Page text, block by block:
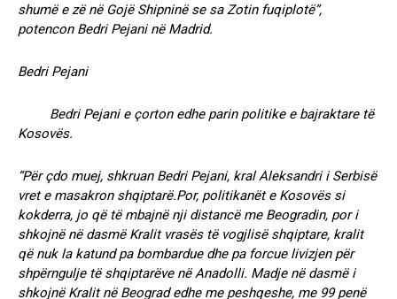
shumë e zë në Gojë Shipninë se sa Zotin fuqiplotë”,
potencon Bedri Pejani në Madrid.
Bedri Pejani
Bedri Pejani e çorton edhe parin politike e bajraktare të
Kosovës.
“Për çdo muej, shkruan Bedri Pejani, kral Aleksandri i Serbisë
vret e masakron shqiptarë.Por, politikanët e Kosovës si
kokderra, jo që të mbajnë nji distancë me Beogradin, por i
shkojnë në dasmë Kralit vrasës të vogjlisë shqiptare, kralit
që nuk la katund pa bombardue dhe pa forcue livizjen për
shpërngulje të shqiptarëve në Anadolli. Madje në dasmë i
shkojnë Kralit në Beograd edhe me peshqeshe, me 99 penë